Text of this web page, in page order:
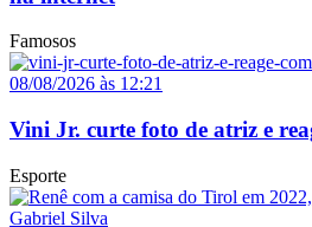
Famosos
08/08/2026 às 12:21
Vini Jr. curte foto de atriz e
Esporte